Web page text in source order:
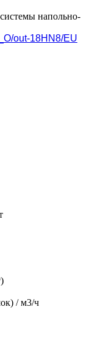
напольно-
out-18HN8/EU
/ м3/ч